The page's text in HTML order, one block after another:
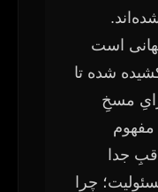
است
شده تا
مسخِ
جدا
چرا